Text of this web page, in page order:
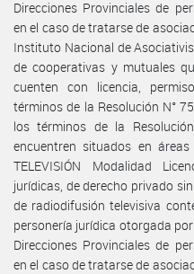
Direcciones Provinciales de
en el caso de tratarse de
Instituto Nacional de
de cooperativas y mutuales
cuenten con licencia,
términos de la Resolución N°
los términos de la
encuentren situados en
TELEVISIÓN Modalidad
jurídicas, de derecho privado
de radiodifusión televisiva
personería jurídica otorgada
Direcciones Provinciales de
en el caso de tratarse de